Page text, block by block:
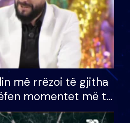
më rrëzoi të gjitha
momentet më të
e BB VIP: Do më